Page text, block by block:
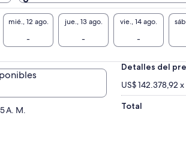
mié., 12 ago.
-
jue., 13 ago.
-
vie., 14 ago.
-
A. M.
Detalles del
US$ 142.378,92
Total